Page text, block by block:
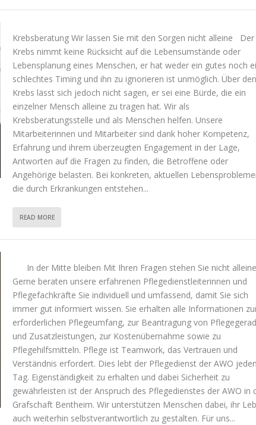
Krebsberatung Wir lassen Sie mit den Sorgen nicht alleine Der
Krebs nimmt keine Rücksicht auf die Lebensumstände oder
Lebensplanung eines Menschen, er hat weder ein gutes noch
schlechtes Timing und ihn zu ignorieren ist unmöglich. Über den
Krebs lässt sich jedoch nicht sagen, er sei eine Bürde, die ein
einzelner Mensch alleine zu tragen hat. Wir als
Krebsberatungsstelle und als Menschen helfen. Unsere
Mitarbeiterinnen und Mitarbeiter sind dank hoher Kompetenz,
Erfahrung und ihrem überzeugten Engagement in der Lage,
Antworten auf die Fragen zu finden, die Betroffene oder
Angehörige belasten. Bei konkreten, aktuellen
die durch Erkrankungen entstehen...
READ MORE
In der Mitte bleiben Mit Ihren Fragen stehen Sie nicht
Gerne beraten unsere erfahrenen Pflegedienstleiterinnen und
Pflegefachkräfte Sie individuell und umfassend, damit Sie sich
immer gut informiert wissen. Sie erhalten alle Informationen
erforderlichen Pflegeumfang, zur Beantragung von
und Zusatzleistungen, zur Kostenübernahme sowie zu
Pflegehilfsmitteln. Pflege ist Teamwork, das Vertrauen und
Verständnis erfordert. Dies lebt der Pflegedienst der AWO jeden
Tag. Eigenständigkeit zu erhalten und dabei Sicherheit zu
gewährleisten ist der Anspruch des Pflegedienstes der AWO in
Grafschaft Bentheim. Wir unterstützen Menschen dabei, ihr
auch weiterhin selbstverantwortlich zu gestalten. Für uns...